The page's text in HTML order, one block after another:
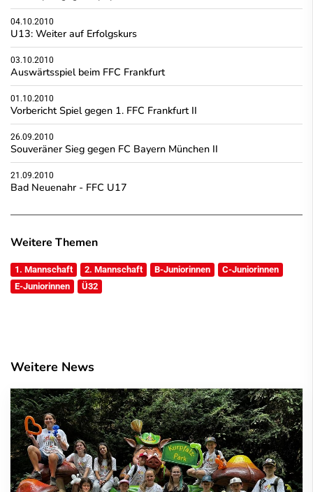
04.10.2010
U13: Weiter auf Erfolgskurs
03.10.2010
Auswärtsspiel beim FFC Frankfurt
01.10.2010
Vorbericht Spiel gegen 1. FFC Frankfurt II
26.09.2010
Souveräner Sieg gegen FC Bayern München II
21.09.2010
Bad Neuenahr - FFC U17
Weitere Themen
1. Mannschaft 2. Mannschaft B-Juniorinnen
C-Juniorinnen
E-Juniorinnen
Ü32
Weitere News